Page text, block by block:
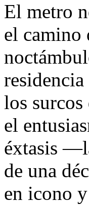
El metro
el camino
los
el
éxtasis
de una
en icono